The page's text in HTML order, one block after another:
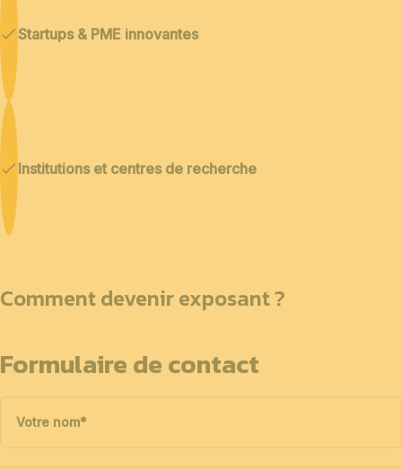
Startups & PME innovantes
Institutions et centres de recherche
Comment devenir exposant ?
Formulaire de contact
Votre nom*